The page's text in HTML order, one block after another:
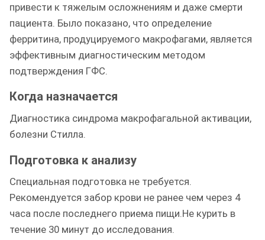
привести к тяжелым осложнениям и даже смерти
пациента. Было показано, что определение
ферритина, продуцируемого макрофагами, является
эффективным диагностическим методом
подтверждения ГФС.
Когда назначается
Диагностика синдрома макрофагальной активации,
болезни Стилла.
Подготовка к анализу
Специальная подготовка не требуется.
Рекомендуется забор крови не ранее чем через 4
часа после последнего приема пищи.Не курить в
течение 30 минут до исследования.